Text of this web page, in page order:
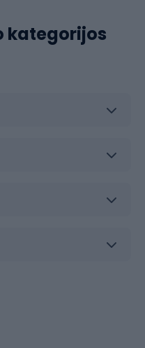
kategorijos